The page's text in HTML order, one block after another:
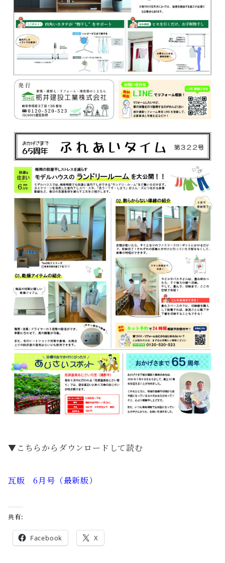
▼こちらからダウンロードして読む
瓦版 6月号（最新版）
共有:
Facebook X